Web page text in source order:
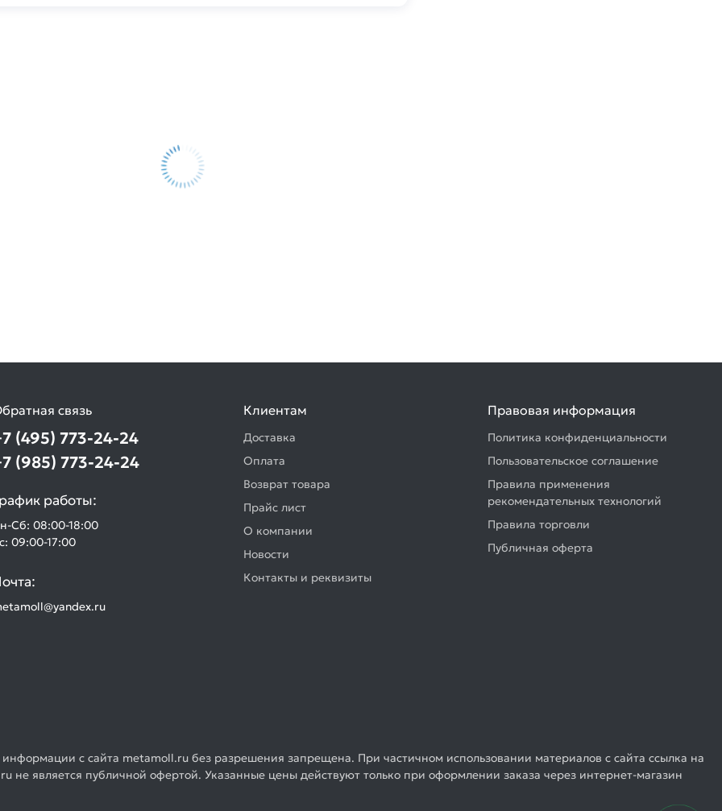
связь
(495) 773-24-24
(985) 773-24-24
работы:
Сб: 08:00-18:00
09:00-17:00
Клиентам
Доставка
Оплата
Возврат товара
Прайс лист
О компании
Новости
Контакты и реквизиты
Правовая информация
Политика конфиденциальности
Пользовательское соглашение
Правила применения
рекомендательных технологий
Правила торговли
Публичная оферта
с сайта metamoll.ru без разрешения запрещена. При частичном использовании материалов с сайта ссылка на
не является публичной офертой. Указанные цены действуют только при оформлении заказа через интернет-магазин